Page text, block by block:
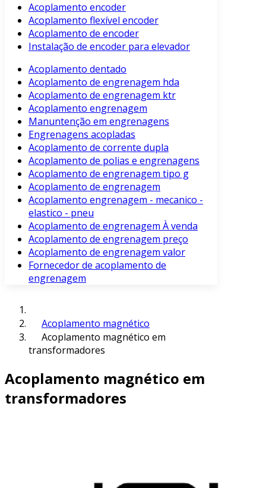
Acoplamento encoder
Acoplamento flexível encoder
Acoplamento de encoder
Instalação de encoder para elevador
Acoplamento dentado
Acoplamento de engrenagem hda
Acoplamento de engrenagem ktr
Acoplamento engrenagem
Manuntenção em engrenagens
Engrenagens acopladas
Acoplamento de corrente dupla
Acoplamento de polias e engrenagens
Acoplamento de engrenagem tipo g
Acoplamento de engrenagem
Acoplamento engrenagem - mecanico -
elastico - pneu
Acoplamento de engrenagem À venda
Acoplamento de engrenagem preço
Acoplamento de engrenagem valor
Fornecedor de acoplamento de
engrenagem
Acoplamento magnético
Acoplamento magnético em
transformadores
Acoplamento magnético em
transformadores